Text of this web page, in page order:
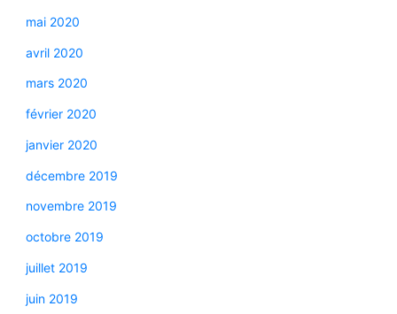
mai 2020
avril 2020
mars 2020
février 2020
janvier 2020
décembre 2019
novembre 2019
octobre 2019
juillet 2019
juin 2019